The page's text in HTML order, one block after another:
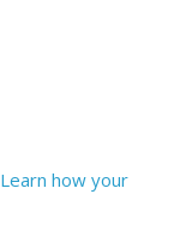
Learn how your